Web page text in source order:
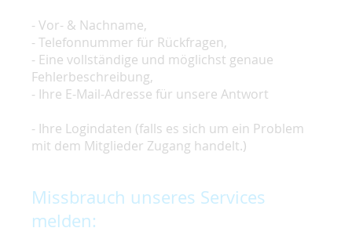
- Vor- & Nachname,
- Telefonnummer für Rückfragen,
- Eine vollständige und möglichst genaue
Fehlerbeschreibung,
- Ihre E-Mail-Adresse für unsere Antwort
- Ihre Logindaten (falls es sich um ein Problem
mit dem Mitglieder Zugang handelt.)
Missbrauch unseres Services
melden: